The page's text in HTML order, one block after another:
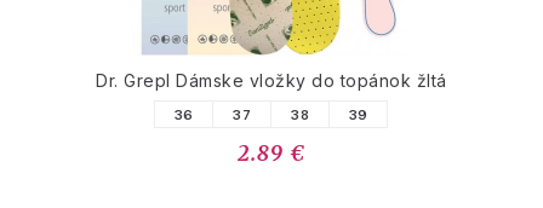
Dr. Grepl Dámske vložky do topánok žltá
36 37 38 39
2.89 €